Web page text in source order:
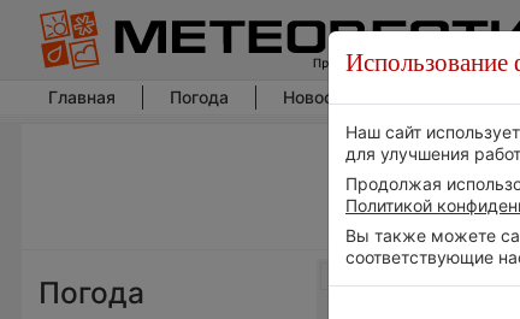
Главная Погода Новости погоды
Погода
Использование
Наш сайт
для улучшения
Продолжая
Политикой
Вы также можете
соответствующие